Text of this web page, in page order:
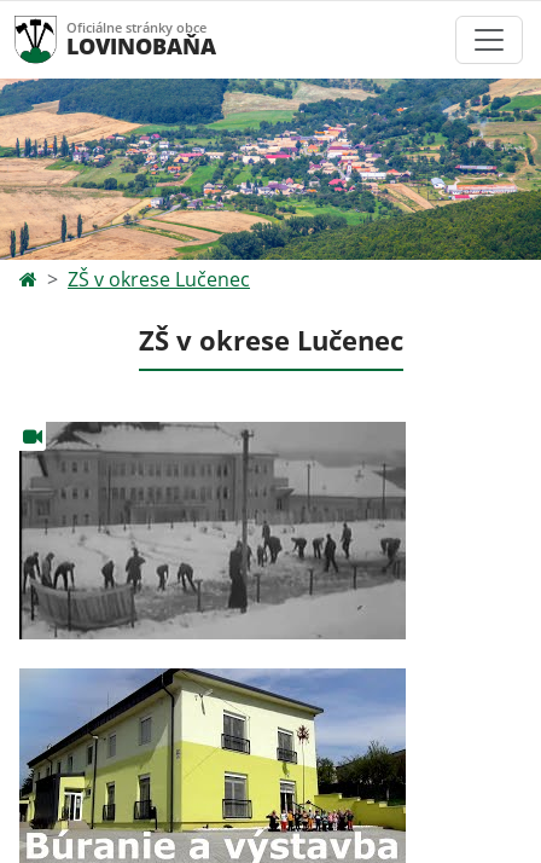
Oficiálne stránky obce
LOVINOBAŇA
ZŠ v okrese Lučenec
ZŠ v okrese Lučenec